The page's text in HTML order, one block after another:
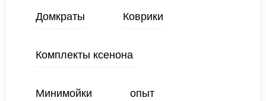
Домкраты Коврики
Комплекты ксенона
Минимойки опыт